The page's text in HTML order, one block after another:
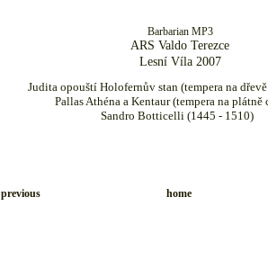
Barbarian MP3
ARS Valdo Terezce
Lesní Víla 2007
Judita opouští Holofernův stan (tempera na
Pallas Athéna a Kentaur (tempera na plátně
Sandro Botticelli (1445 - 1510)
previous home